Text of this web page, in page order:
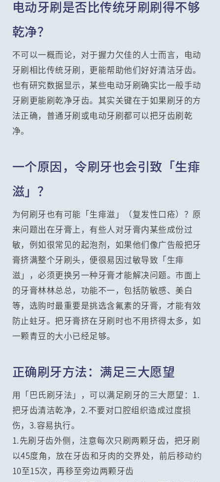
电动牙刷是否比传统牙刷刷得不够
乾净？
不可以一概而论，对于握力欠佳的人士而言，电动
牙刷相比传统牙刷，更能帮助他们好好清洁牙齿。
也有研究数据显示，某些电动牙刷确实比一般手动
牙刷更能刷乾净牙齿。其实关键在于如果刷牙的方
法正确，普通牙刷或电动牙刷都可以把牙齿刷乾
净。
一个原因，令刷牙也会引致「生痱
滋」？
为何刷牙也有可能「生痱滋」（复发性口疮）？原
来问题出在牙膏上，有些人对牙膏内某些成份过
敏，例如很常见的起泡剂，如果他们像广告般把牙
膏挤满整个牙刷头，便很易因过敏导致「生痱
滋」，必须更换另一种牙膏才能解决问题。市面上
的牙膏林林总总，功能不一，包括防敏感、美白
等，选购时最重要是挑选含氟素的牙膏，才能有效
防止蛀牙。把牙膏挤在牙刷时也不用挤得太多，如
一颗青豆的大小已经足够。
正确刷牙方法：满足三大愿望
用「巴氏刷牙法」，可以满足刷牙的三大愿望：1.
把牙齿清洁乾净，2.不要对口腔组织造成过度损
伤，3.容易执行。
1.先刷牙齿外侧，注意每次只刷两颗牙齿，把牙刷
以45度角，放在牙齿和牙肉的交界处，前后移动约
10至15次，再移至旁边两颗牙齿